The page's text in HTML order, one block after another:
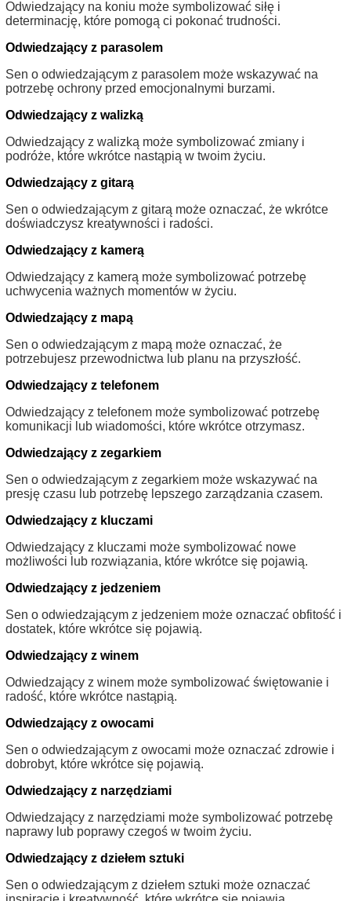
Odwiedzający na koniu może symbolizować siłę i
determinację, które pomogą ci pokonać trudności.
Odwiedzający z parasolem
Sen o odwiedzającym z parasolem może wskazywać na
potrzebę ochrony przed emocjonalnymi burzami.
Odwiedzający z walizką
Odwiedzający z walizką może symbolizować zmiany i
podróże, które wkrótce nastąpią w twoim życiu.
Odwiedzający z gitarą
Sen o odwiedzającym z gitarą może oznaczać, że wkrótce
doświadczysz kreatywności i radości.
Odwiedzający z kamerą
Odwiedzający z kamerą może symbolizować potrzebę
uchwycenia ważnych momentów w życiu.
Odwiedzający z mapą
Sen o odwiedzającym z mapą może oznaczać, że
potrzebujesz przewodnictwa lub planu na przyszłość.
Odwiedzający z telefonem
Odwiedzający z telefonem może symbolizować potrzebę
komunikacji lub wiadomości, które wkrótce otrzymasz.
Odwiedzający z zegarkiem
Sen o odwiedzającym z zegarkiem może wskazywać na
presję czasu lub potrzebę lepszego zarządzania czasem.
Odwiedzający z kluczami
Odwiedzający z kluczami może symbolizować nowe
możliwości lub rozwiązania, które wkrótce się pojawią.
Odwiedzający z jedzeniem
Sen o odwiedzającym z jedzeniem może oznaczać obfitość i
dostatek, które wkrótce się pojawią.
Odwiedzający z winem
Odwiedzający z winem może symbolizować świętowanie i
radość, które wkrótce nastąpią.
Odwiedzający z owocami
Sen o odwiedzającym z owocami może oznaczać zdrowie i
dobrobyt, które wkrótce się pojawią.
Odwiedzający z narzędziami
Odwiedzający z narzędziami może symbolizować potrzebę
naprawy lub poprawy czegoś w twoim życiu.
Odwiedzający z dziełem sztuki
Sen o odwiedzającym z dziełem sztuki może oznaczać